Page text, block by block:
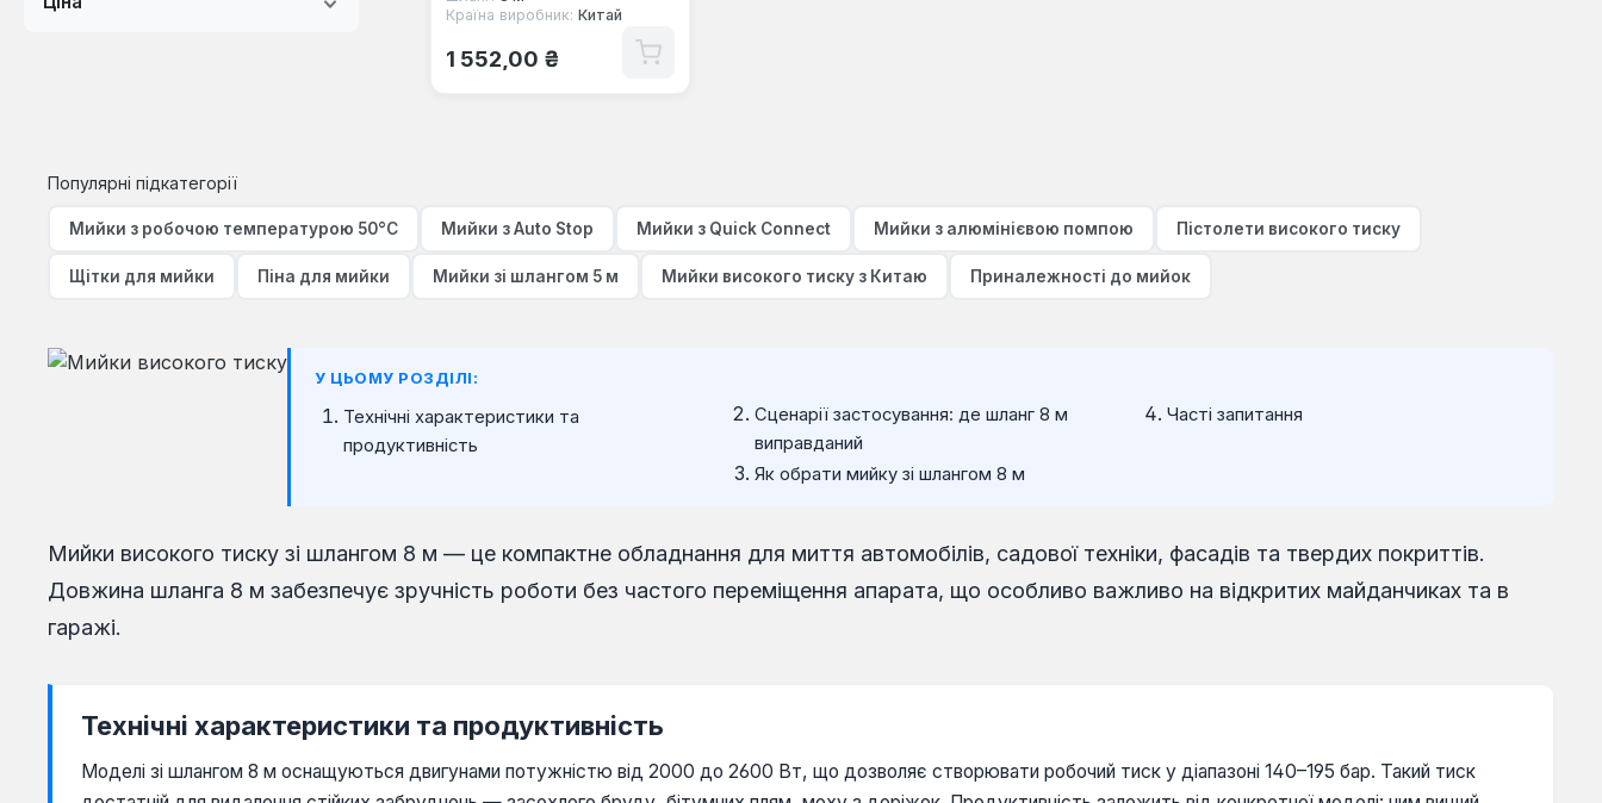
Країна виробник: Китай
Звичайна ціна:
1 552,00 ₴
Популярні підкатегорії
Мийки з робочою температурою 50°C Мийки з Auto Stop Мийки з Quick Connect Мийки з алюмінієвою помпою Пістолети високого тиску
Щітки для мийки Піна для мийки Мийки зі шлангом 5 м Мийки високого тиску з Китаю Приналежності до мийок
У ЦЬОМУ РОЗДІЛІ:
Технічні характеристики та
продуктивність
Сценарії застосування: де шланг 8 м
виправданий
Як обрати мийку зі шлангом 8 м
Часті запитання
Мийки високого тиску зі шлангом 8 м — це компактне обладнання для миття автомобілів, садової техніки, фасадів та твердих покриттів.
Довжина шланга 8 м забезпечує зручність роботи без частого переміщення апарата, що особливо важливо на відкритих майданчиках та в
гаражі.
Технічні характеристики та продуктивність
Моделі зі шлангом 8 м оснащуються двигунами потужністю від 2000 до 2600 Вт, що дозволяє створювати робочий тиск у діапазоні 140–195 бар. Такий тиск